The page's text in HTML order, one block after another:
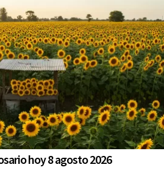
hoy 8 agosto 2026